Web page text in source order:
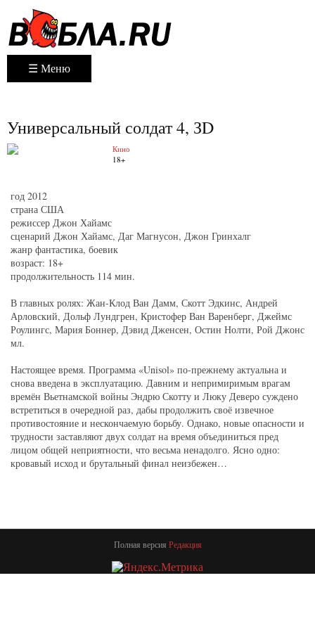
☰ Меню
Универсальный солдат 4, ЗD
Кино
18+
год 2012
страна США
режиссер Джон Хайамс
сценарий Джон Хайамс, Даг Магнусон, Джон Гринхалг
жанр фантастика, боевик
возраст: 18+
продолжительность 114 мин.
В главных ролях: Жан-Клод Ван Дамм, Скотт Эдкинс, Андрей
Арловский, Дольф Лундгрен, Кристофер Ван Варенберг, Джеймс
Роулингс, Мария Боннер, Дэвид Дженсен, Остин Нолти, Рой Джонс
мл.
Настоящее время. Программа «Unisol» по-прежнему актуальна и
снова введена в эксплуатацию. Давним и непримиримым врагам
времён Вьетнамской войны Эндрю Скотту и Люку Деверо суждено
встретиться в очередной раз, дабы продолжить своё извечное
противостояние и нескончаемую борьбу. Однако, новые опасности и
трудности заставляют двух солдат на время объединиться пред
лицом общей неприятности, что весьма ненадолго. Ясно одно:
кровавый исход и брутальный финал неизбежен…
Полная версия Редакция